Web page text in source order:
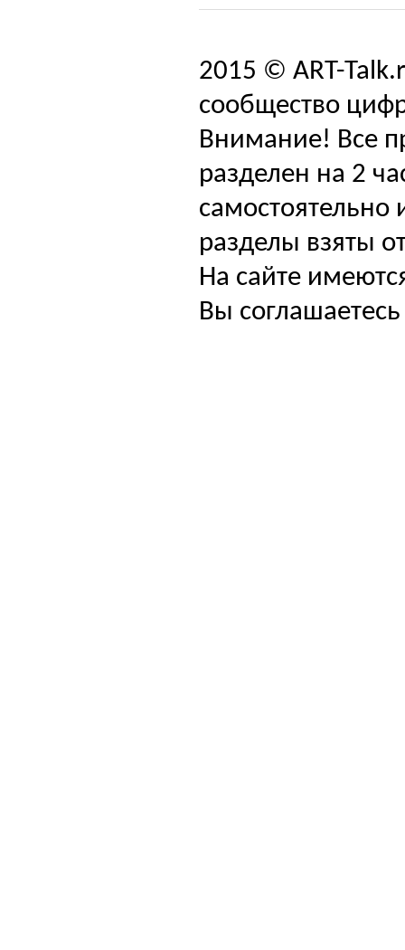
2015 © ART-
сообщество
Внимание! Все
разделен на 2
самостоятельно
разделы взяты
На сайте
Вы